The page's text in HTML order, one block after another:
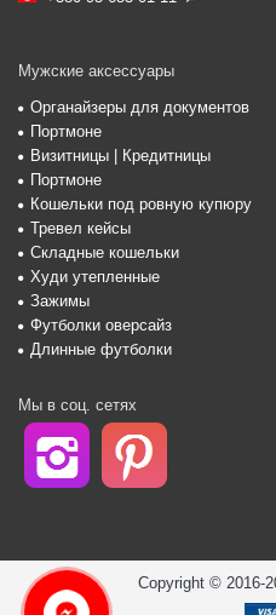
Мужские аксессуары
Органайзеры для документов
Портмоне
Визитницы | Кредитницы
Портмоне
Кошельки под ровную купюру
Тревел кейсы
Складные кошельки
Худи утепленные
Зажимы
Футболки оверсайз
Длинные футболки
Мы в соц. сетях
Copyright © 2016-